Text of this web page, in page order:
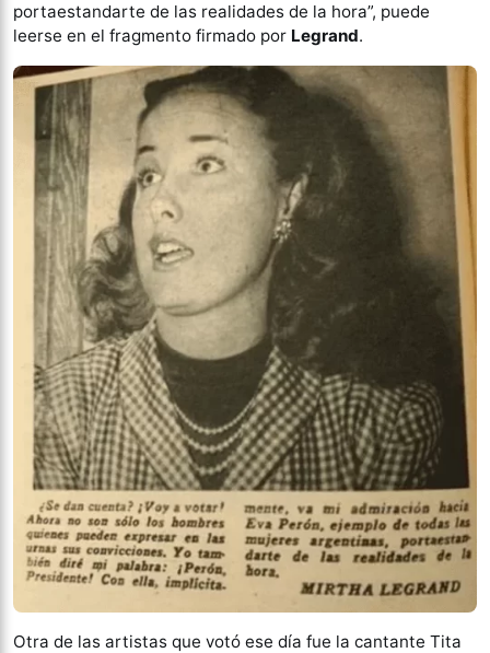
portaestandarte de las realidades de la hora”, puede
leerse en el fragmento firmado por Legrand.
Otra de las artistas que votó ese día fue la cantante Tita